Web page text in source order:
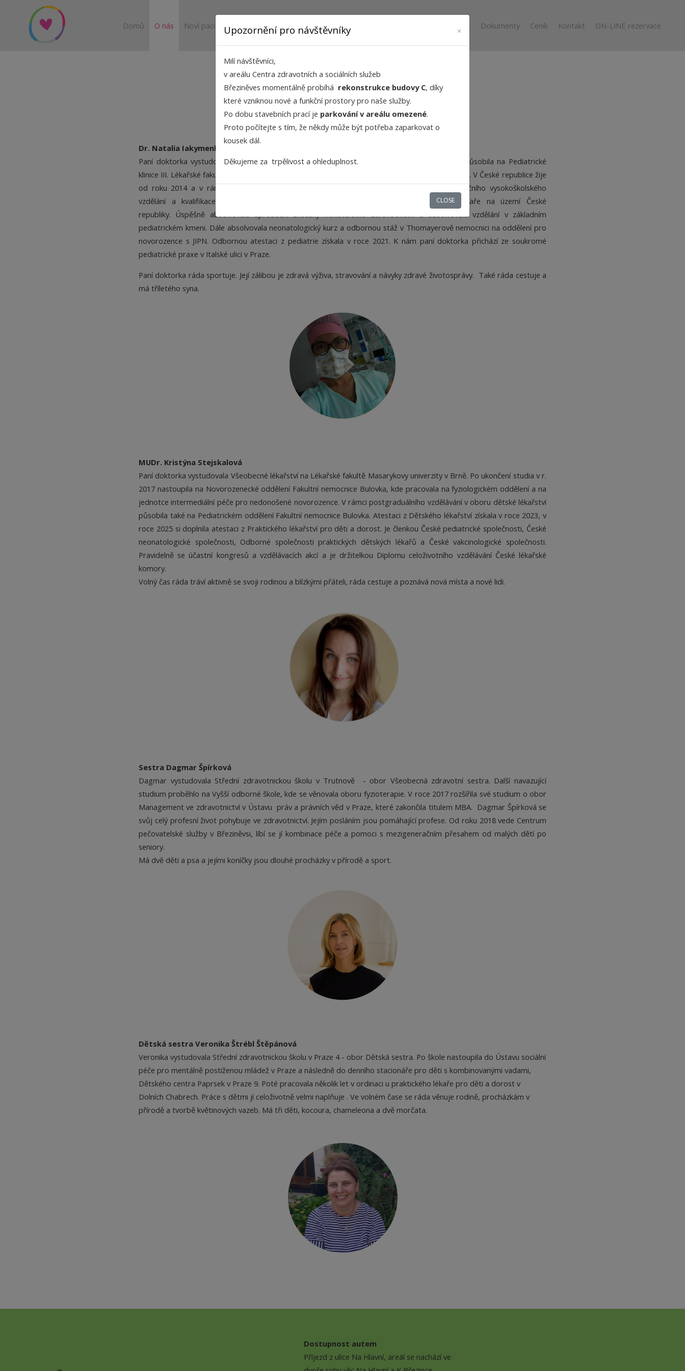
Domů O nás Noví pacienti Prevence Očkování Posudky Rady pro rodiče Dokumenty Ceník Kontakt ON-LINE rezervace
Náš tým
Dr. Natalia Iakymenko - aktuálně na mateřské dovolené
Paní doktorka vystudovala státní lékařskou univerzitu v ukrajinském Charkově, kde následně působila na Pediatrické
klinice III. Lékařské fakulty na diagnostickém, hematologickém oddělení a jednotce intenzivní péče. V České republice žije
od roku 2014 a v rámci svého profesionálního působení získala Osvědčení o uznání zahraničního vysokoškolského
vzdělání a kvalifikace v České republice a povolení výkonu zdravotnického povolání lékaře na území České
republiky. Úspěšně absolvovala aprobační zkoušky Ministerstva zdravotnictví a absolvovala vzdělání v základním
pediatrickém kmeni. Dále absolvovala neonatologický kurz a odbornou stáž v Thomayerově nemocnici na oddělení pro
novorozence s JIPN. Odbornou atestaci z pediatrie získala v roce 2021. K nám paní doktorka přichází ze soukromé
pediatrické praxe v Italské ulici v Praze.
Paní doktorka ráda sportuje. Její zálibou je zdravá výživa, stravování a návyky zdravé životosprávy. Také ráda cestuje a
má tříletého syna.
MUDr. Kristýna Stejskalová
Paní doktorka vystudovala Všeobecné lékařství na Lékařské fakultě Masarykovy univerzity v Brně. Po ukončení studia v r.
2017 nastoupila na Novorozenecké oddělení Fakultní nemocnice Bulovka, kde pracovala na fyziologickém oddělení a na
jednotce intermediální péče pro nedonošené novorozence. V rámci postgraduálního vzdělávání v oboru dětské lékařství
působila také na Pediatrickém oddělení Fakultní nemocnice Bulovka. Atestaci z Dětského lékařství získala v roce 2023, v
roce 2025 si doplnila atestaci z Praktického lékařství pro děti a dorost. Je členkou České pediatrické společnosti, České
neonatologické společnosti, Odborné společnosti praktických dětských lékařů a České vakcinologické společnosti.
Pravidelně se účastní kongresů a vzdělávacích akcí a je držitelkou Diplomu celoživotního vzdělávání České lékařské
komory.
Volný čas ráda tráví aktivně se svoji rodinou a blízkými přáteli, ráda cestuje a poznává nová místa a nové lidi.
Sestra Dagmar Špírková
Dagmar vystudovala Střední zdravotnickou školu v Trutnově - obor Všeobecná zdravotní sestra. Další navazující
studium proběhlo na Vyšší odborné škole, kde se věnovala oboru fyzioterapie. V roce 2017 rozšířila své studium o obor
Management ve zdravotnictví v Ústavu práv a právních věd v Praze, které zakončila titulem MBA. Dagmar Špírková se
svůj celý profesní život pohybuje ve zdravotnictví. Jejím posláním jsou pomáhající profese. Od roku 2018 vede Centrum
pečovatelské služby v Březiněvsi, líbí se jí kombinace péče a pomoci s mezigeneračním přesahem od malých dětí po
seniory.
Má dvě děti a psa a jejími koníčky jsou dlouhé procházky v přírodě a sport.
Dětská sestra Veronika Štrébl Štěpánová
Veronika vystudovala Střední zdravotnickou školu v Praze 4 - obor Dětská sestra. Po škole nastoupila do Ústavu sociální
péče pro mentálně postiženou mládež v Praze a následně do denního stacionáře pro děti s kombinovanými vadami,
Dětského centra Paprsek v Praze 9. Poté pracovala několik let v ordinaci u praktického lékaře pro děti a dorost v
Dolních Chabrech. Práce s dětmi jí celoživotně velmi naplňuje . Ve volném čase se ráda věnuje rodině, procházkám v
přírodě a tvorbě květinových vazeb. Má tři děti, kocoura, chameleona a dvě morčata.
Dostupnost autem
Příjezd z ulice Na Hlavní, areál se nachází ve
Upozornění pro návštěvníky ×
Milí návštěvníci,
vareálu Centra zdravotních a sociálních služeb
Březiněves momentálně probíhá rekonstrukce budovy C, díky
které vzniknou nové a funkčníprostory pro naše služby.
Po dobu stavebních prací je parkování v areálu omezené.
Proto počítejte s tím, že někdy může být potřeba zaparkovat o
kousek dál.
Děkujeme za trpělivost a ohleduplnost.
CLOSE